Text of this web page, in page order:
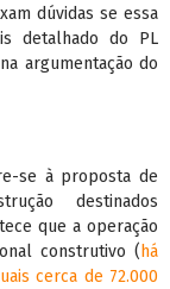
dúvidas se essa
detalhado do PL
argumentação do
se à proposta de
destinados
que a operação
construtivo ( há
cerca de 72.000